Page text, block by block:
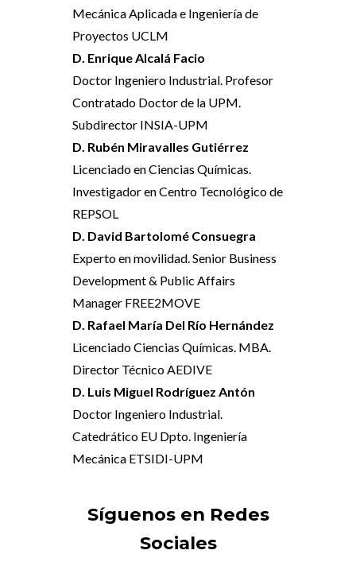
Mecánica Aplicada e Ingeniería de
Proyectos UCLM
D. Enrique Alcalá Facio
Doctor Ingeniero Industrial. Profesor
Contratado Doctor de la UPM.
Subdirector INSIA-UPM
D. Rubén Miravalles Gutiérrez
Licenciado en Ciencias Químicas.
Investigador en Centro Tecnológico de
REPSOL
D. David Bartolomé Consuegra
Experto en movilidad. Senior Business
Development & Public Affairs
Manager FREE2MOVE
D. Rafael María Del Río Hernández
Licenciado Ciencias Químicas. MBA.
Director Técnico AEDIVE
D. Luis Miguel Rodríguez Antón
Doctor Ingeniero Industrial.
Catedrático EU Dpto. Ingeniería
Mecánica ETSIDI-UPM
Síguenos en Redes
Sociales